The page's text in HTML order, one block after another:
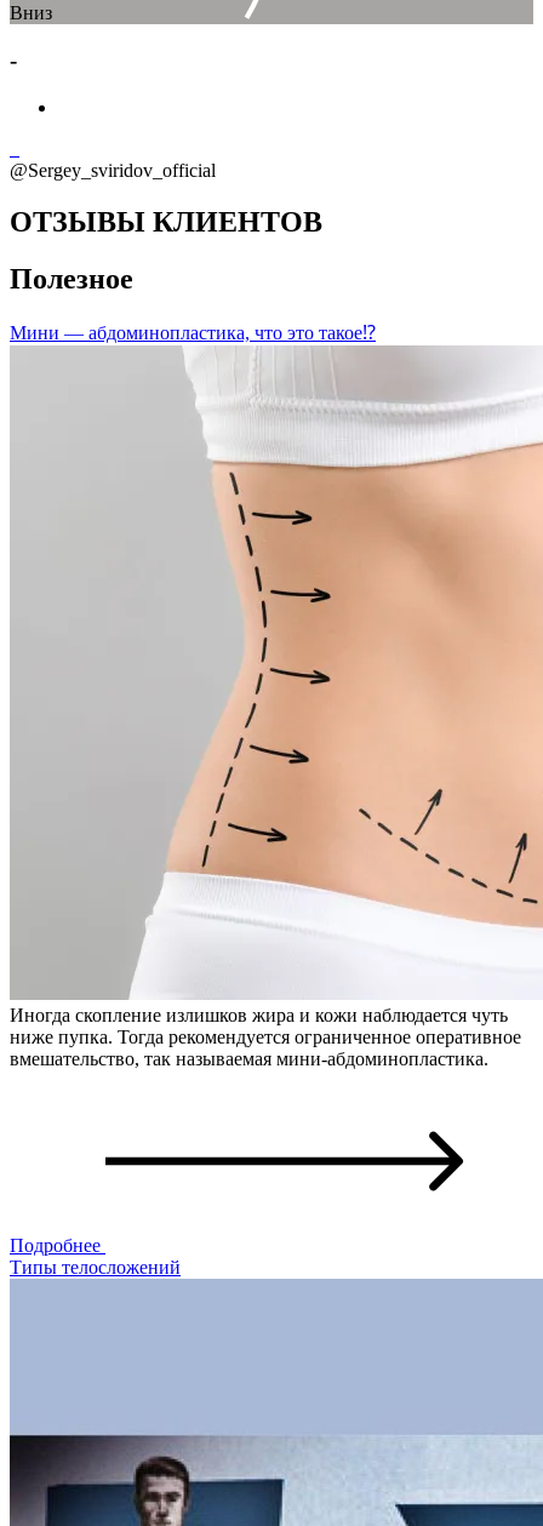
Вниз
-
@Sergey_sviridov_official
ОТЗЫВЫ КЛИЕНТОВ
Полезное
Мини — абдоминопластика, что это такое⁉️
Иногда скопление излишков жира и кожи наблюдается чуть
ниже пупка. Тогда рекомендуется ограниченное оперативное
вмешательство, так называемая мини-абдоминопластика.
Подробнее
Типы телосложений